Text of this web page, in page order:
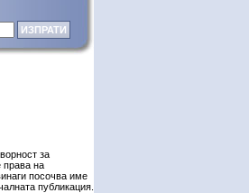
за
права на
посочва име
публикация.